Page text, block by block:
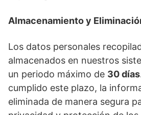
Almacenamiento y
Los datos personales
almacenados en nuestros
un periodo máximo de 30 días
cumplido este plazo, la
eliminada de manera segura